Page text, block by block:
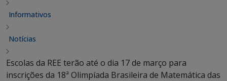
Informativos
Notícias
Escolas da REE terão até o dia 17 de março para
inscrições da 18ª Olimpíada Brasileira de Matemática das